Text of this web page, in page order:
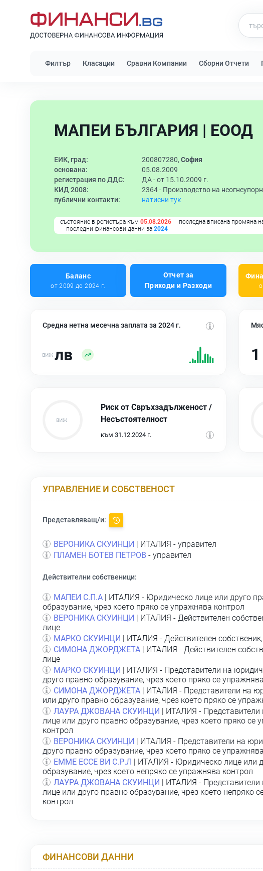
Филтър Класации Сравни Компании Сборни Отчети
МАПЕИ БЪЛГАРИЯ | ЕООД
ЕИК, град: 200807280, София
основана:
05.08.2009
регистрация по ДДС:
ДА - от 15.10.2009 г.
КИД 2008:
2364 - Производство на
публични контакти:
натисни тук
състояние в регистъра към 05.08.2026 последна вписана промяна
последни финансови данни за 2024
Баланс
от 2009 до 2024 г.
Отчет за
Приходи и Разходи
Средна нетна месечна заплата за 2024 г.
лв
Риск от Свръхзадълженост /
Несъстоятелност
към 31.12.2024 г.
УПРАВЛЕНИЕ И СОБСТВЕНОСТ
Представляващ/и:
ВЕРОНИКА СКУИНЦИ | ИТАЛИЯ - управител
ПЛАМЕН БОТЕВ ПЕТРОВ - управител
Действителни собственици:
МАПЕИ С.П.А | ИТАЛИЯ - Юридическо лице или друго
образувание, чрез което пряко се упражнява контрол
ВЕРОНИКА СКУИНЦИ | ИТАЛИЯ - Действителен
лице
МАРКО СКУИНЦИ | ИТАЛИЯ - Действителен
СИМОНА ДЖОРДЖЕТА | ИТАЛИЯ - Действителен
лице
МАРКО СКУИНЦИ | ИТАЛИЯ - Представители на
друго правно образувание, чрез което пряко се
СИМОНА ДЖОРДЖЕТА | ИТАЛИЯ - Представители на
или друго правно образувание, чрез което пряко се
ЛАУРА ДЖОВАНА СКУИНЦИ | ИТАЛИЯ - Представители
лице или друго правно образувание, чрез което пряко се
контрол
ВЕРОНИКА СКУИНЦИ | ИТАЛИЯ - Представители на
друго правно образувание, чрез което пряко се
ЕММЕ ЕССЕ ВИ С.Р.Л | ИТАЛИЯ - Юридическо лице или
образувание, чрез което непряко се упражнява контрол
ЛАУРА ДЖОВАНА СКУИНЦИ | ИТАЛИЯ - Представители
лице или друго правно образувание, чрез което непряко
контрол
ФИНАНСОВИ ДАННИ